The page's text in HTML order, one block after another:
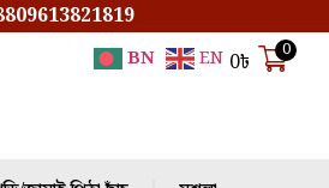
BN EN 0৳ 0